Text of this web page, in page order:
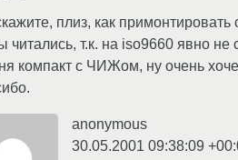
плиз, как примонтировать
читались, т.к. на iso9660 явно не
компакт с ЧИЖом, ну очень
anonymous
30.05.2001 09:38:09